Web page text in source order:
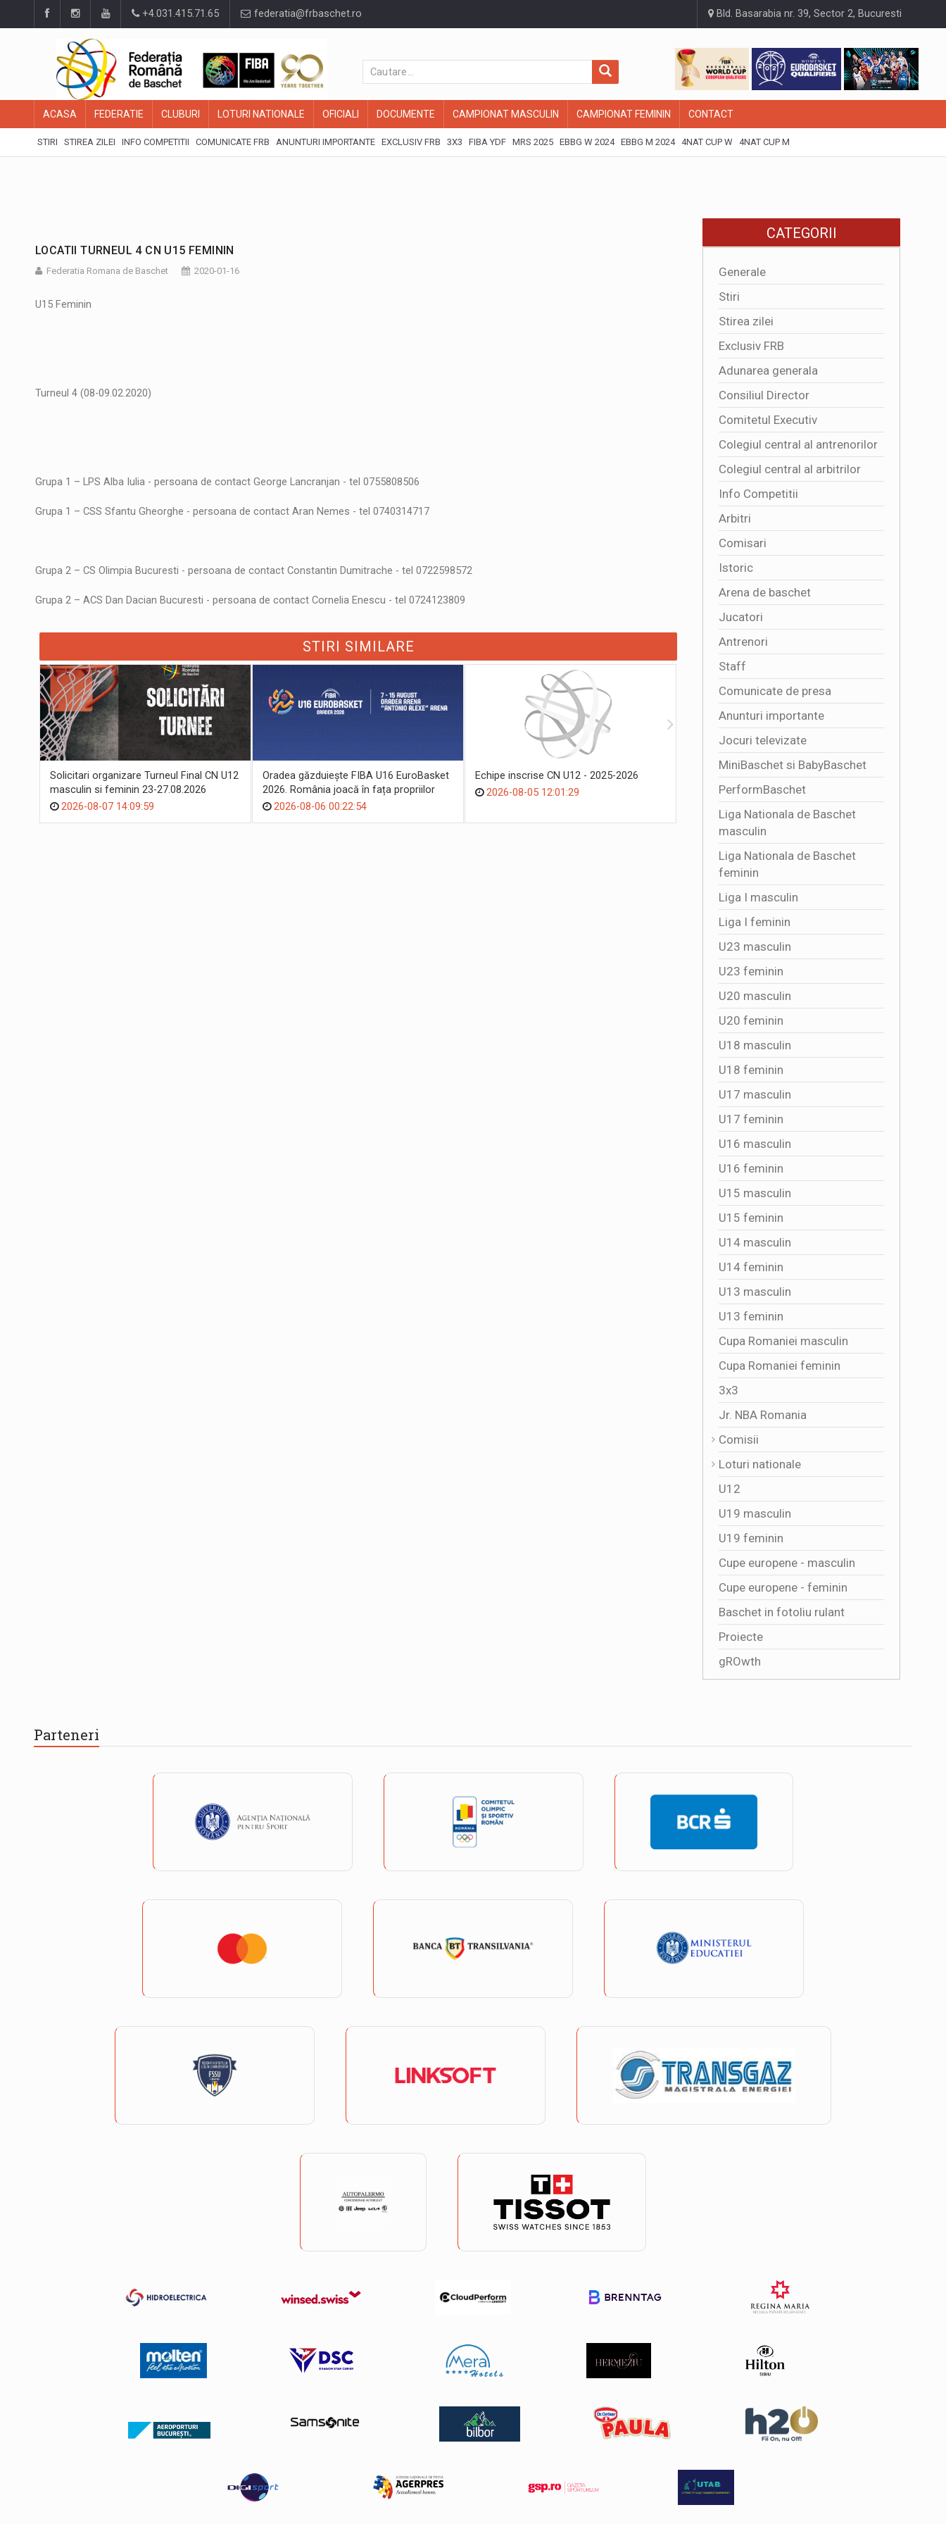
+4.031.415.71.65 federatia@frbaschet.ro Bld. Basarabia nr. 39, Sector 2, Bucuresti
ACASA FEDERATIE CLUBURI LOTURI NATIONALE OFICIALI DOCUMENTE CAMPIONAT MASCULIN CAMPIONAT FEMININ CONTACT
STIRI STIREA ZILEI INFO COMPETITII COMUNICATE FRB ANUNTURI IMPORTANTE EXCLUSIV FRB 3X3 FIBA YDF MRS 2025 EBBG W 2024 EBBG M 2024 4NAT CUP W 4NAT CUP M
LOCATII TURNEUL 4 CN U15 FEMININ
Federatia Romana de Baschet 2020-01-16
U15 Feminin
Turneul 4 (08-09.02.2020)
Grupa 1 – LPS Alba Iulia - persoana de contact George Lancranjan - tel 0755808506
Grupa 1 – CSS Sfantu Gheorghe - persoana de contact Aran Nemes - tel 0740314717
Grupa 2 – CS Olimpia Bucuresti - persoana de contact Constantin Dumitrache - tel 0722598572
Grupa 2 – ACS Dan Dacian Bucuresti - persoana de contact Cornelia Enescu - tel 0724123809
STIRI SIMILARE
Solicitari organizare Turneul Final CN U12
masculin si feminin 23-27.08.2026
2026-08-07 14:09:59
Oradea găzduiește FIBA U16 EuroBasket
2026. România joacă în fața propriilor
suporteri
2026-08-06 00:22:54
Echipe inscrise CN U12 - 2025-2026
2026-08-05 12:01:29
Danubius Arena din Tulcea a fost
inaugurata oficial
CATEGORII
Generale
Stiri
Stirea zilei
Exclusiv FRB
Adunarea generala
Consiliul Director
Comitetul Executiv
Colegiul central al antrenorilor
Colegiul central al arbitrilor
Info Competitii
Arbitri
Comisari
Istoric
Arena de baschet
Jucatori
Antrenori
Staff
Comunicate de presa
Anunturi importante
Jocuri televizate
MiniBaschet si BabyBaschet
PerformBaschet
Liga Nationala de Baschet
masculin
Liga Nationala de Baschet
feminin
Liga I masculin
Liga I feminin
U23 masculin
U23 feminin
U20 masculin
U20 feminin
U18 masculin
U18 feminin
U17 masculin
U17 feminin
U16 masculin
U16 feminin
U15 masculin
U15 feminin
U14 masculin
U14 feminin
U13 masculin
U13 feminin
Cupa Romaniei masculin
Cupa Romaniei feminin
3x3
Jr. NBA Romania
Comisii
Loturi nationale
U12
U19 masculin
U19 feminin
Cupe europene - masculin
Cupe europene - feminin
Baschet in fotoliu rulant
Proiecte
gROwth
Parteneri